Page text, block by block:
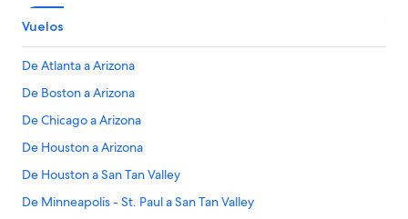
Vuelos
De Atlanta a Arizona
De Boston a Arizona
De Chicago a Arizona
De Houston a Arizona
De Houston a San Tan Valley
De Minneapolis - St. Paul a San Tan Valley